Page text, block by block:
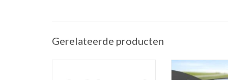
Gerelateerde producten
Telefoonhouder
(Universele